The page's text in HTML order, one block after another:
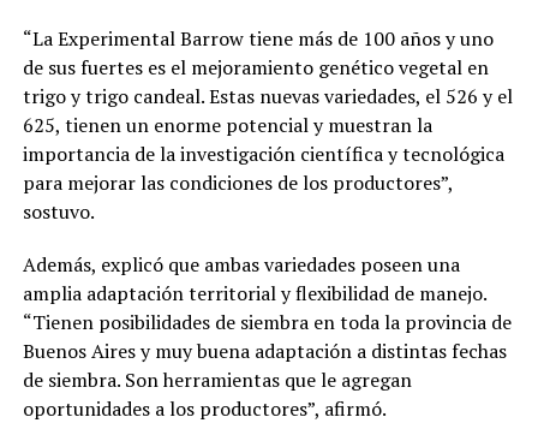
“La Experimental Barrow tiene más de 100 años y uno
de sus fuertes es el mejoramiento genético vegetal en
trigo y trigo candeal. Estas nuevas variedades, el 526 y el
625, tienen un enorme potencial y muestran la
importancia de la investigación científica y tecnológica
para mejorar las condiciones de los productores”,
sostuvo.
Además, explicó que ambas variedades poseen una
amplia adaptación territorial y flexibilidad de manejo.
“Tienen posibilidades de siembra en toda la provincia de
Buenos Aires y muy buena adaptación a distintas fechas
de siembra. Son herramientas que le agregan
oportunidades a los productores”, afirmó.